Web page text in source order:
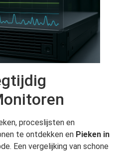
proceslijsten en
te ontdekken en Pieken in
Een vergelijking van schone